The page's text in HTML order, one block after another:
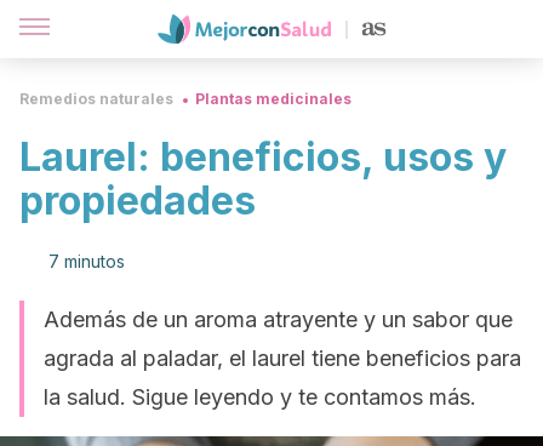
Remedios naturales Plantas medicinales
Laurel: beneficios, usos y
propiedades
7 minutos
Además de un aroma atrayente y un sabor que
agrada al paladar, el laurel tiene beneficios para
la salud. Sigue leyendo y te contamos más.